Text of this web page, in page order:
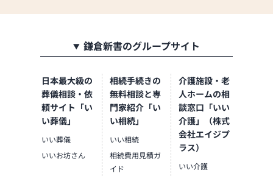
鎌倉新書のグループサイト
日本最大級の
葬儀相談・依
頼サイト「い
い葬儀」
いい葬儀
いいお坊さん
相続手続きの
無料相談と専
門家紹介「い
い相続」
いい相続
相続費用見積ガ
イド
介護施設・老
人ホームの相
談窓口「いい
介護」（株式
会社エイジプ
ラス）
いい介護